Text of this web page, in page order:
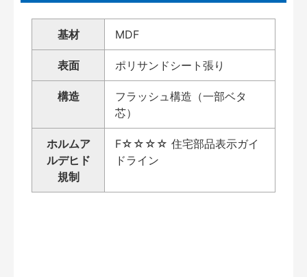
基材 MDF
表面 ポリサンドシート張り
構造
フラッシュ構造（一部ベタ
芯）
ホルムア
ルデヒド
規制
F☆☆☆☆ 住宅部品表示ガイ
ドライン